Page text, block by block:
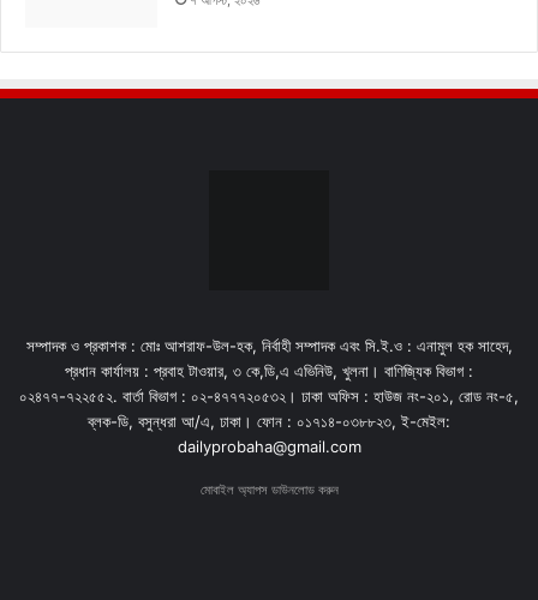
সম্পাদক ও প্রকাশক : মোঃ আশরাফ-উল-হক, নির্বাহী সম্পাদক এবং সি.ই.ও : এনামুল হক সাহেদ,
প্রধান কার্যালয় : প্রবাহ টাওয়ার, ৩ কে,ডি,এ এভিনিউ, খুলনা। বাণিজ্যিক বিভাগ :
০২৪৭৭-৭২২৫৫২. বার্তা বিভাগ : ০২-৪৭৭৭২০৫৩২। ঢাকা অফিস : হাউজ নং-২০১, রোড নং-৫,
ব্লক-ডি, বসুন্ধরা আ/এ, ঢাকা। ফোন : ০১৭১৪-০৩৮৮২৩, ই-মেইল:
dailyprobaha@gmail.com
মোবাইল অ্যাপস ডাউনলোড করুন